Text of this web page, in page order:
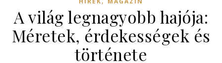
A világ legnagyobb hajója:
Méretek, érdekességek és
története